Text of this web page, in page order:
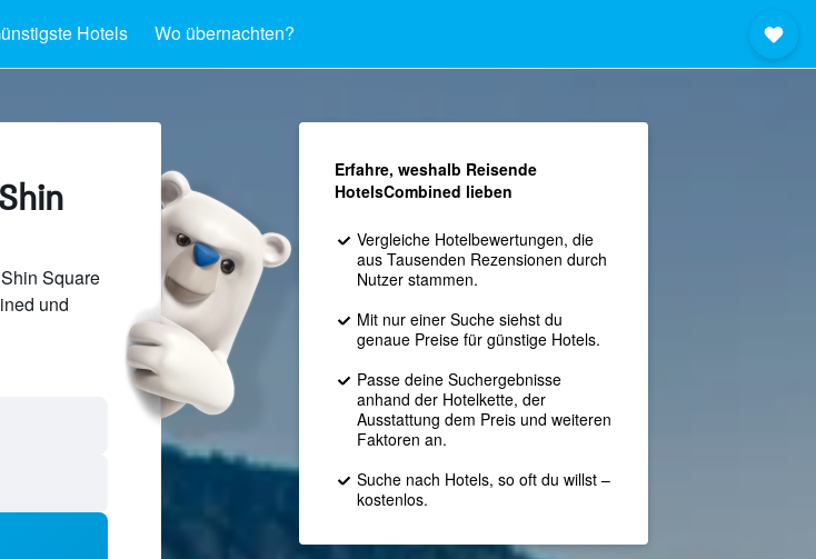
Hotels Wo übernachten?
Square
und
Erfahre, weshalb Reisende
HotelsCombined lieben
Vergleiche Hotelbewertungen, die
aus Tausenden Rezensionen durch
Nutzer stammen.
Mit nur einer Suche siehst du
genaue Preise für günstige Hotels.
Passe deine Suchergebnisse
anhand der Hotelkette, der
Ausstattung dem Preis und weiteren
Faktoren an.
Suche nach Hotels, so oft du willst –
kostenlos.